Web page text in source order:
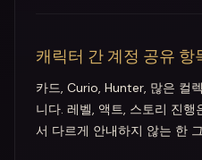
캐릭터 간 계정 공유 항
카드, Curio, Hunter, 많은 컬
니다. 레벨, 액트, 스토리 진
서 다르게 안내하지 않는 한